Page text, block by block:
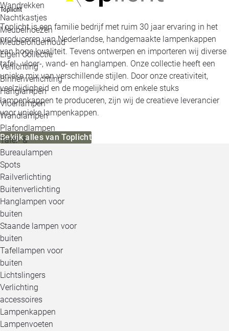
Wandrekken
Nachtkastjes
Meubelhoezen
Meubelonderhoud
Eigen Collectie
Verlichting
Binnenverlichting
Hanglampen
Vloerlampen
Wandlampen
Plafondlampen
Tafel- &
Bureaulampen
Spots
Railverlichting
Buitenverlichting
Hanglampen voor
buiten
Staande lampen voor
buiten
Tafellampen voor
buiten
Lichtslingers
Verlichting
accessoires
Lampenkappen
Lampenvoeten
Toplicht
Toplicht is een familie bedrijf met ruim 30 jaar ervaring in het
produceren van Nederlandse, handgemaakte lampenkappen
van hoge kwaliteit. Tevens ontwerpen en importeren wij diverse
tafel-, vloer-, wand- en hanglampen. Onze collectie heeft een
unieke mix van verschillende stijlen. Door onze creativiteit,
veelzijdigheid en de mogelijkheid om enkele stuks
lampenkappen te produceren, zijn wij de creatieve leverancier
voor unieke lampenkappen.
Bekijk alles van Toplicht